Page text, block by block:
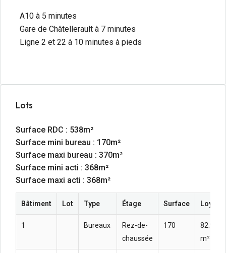
A10 à 5 minutes
Gare de Châtellerault à 7 minutes
Ligne 2 et 22 à 10 minutes à pieds
Lots
Surface RDC : 538m²
Surface mini bureau : 170m²
Surface maxi bureau : 370m²
Surface mini acti : 368m²
Surface maxi acti : 368m²
Bâtiment Lot Type Étage Surface Loyer
1 Bureaux
Rez-de-
chaussée
170
82.92 
m² an